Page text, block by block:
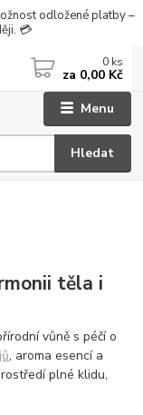
odložené platby –
💳
Menu
Hledat
0 ks
za 0,00 Kč
těla i
vůně s péčí o
, aroma esencí a
plné klidu,